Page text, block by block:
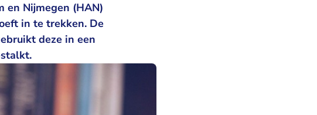
en Nijmegen (HAN)
in te trekken. De
deze in een